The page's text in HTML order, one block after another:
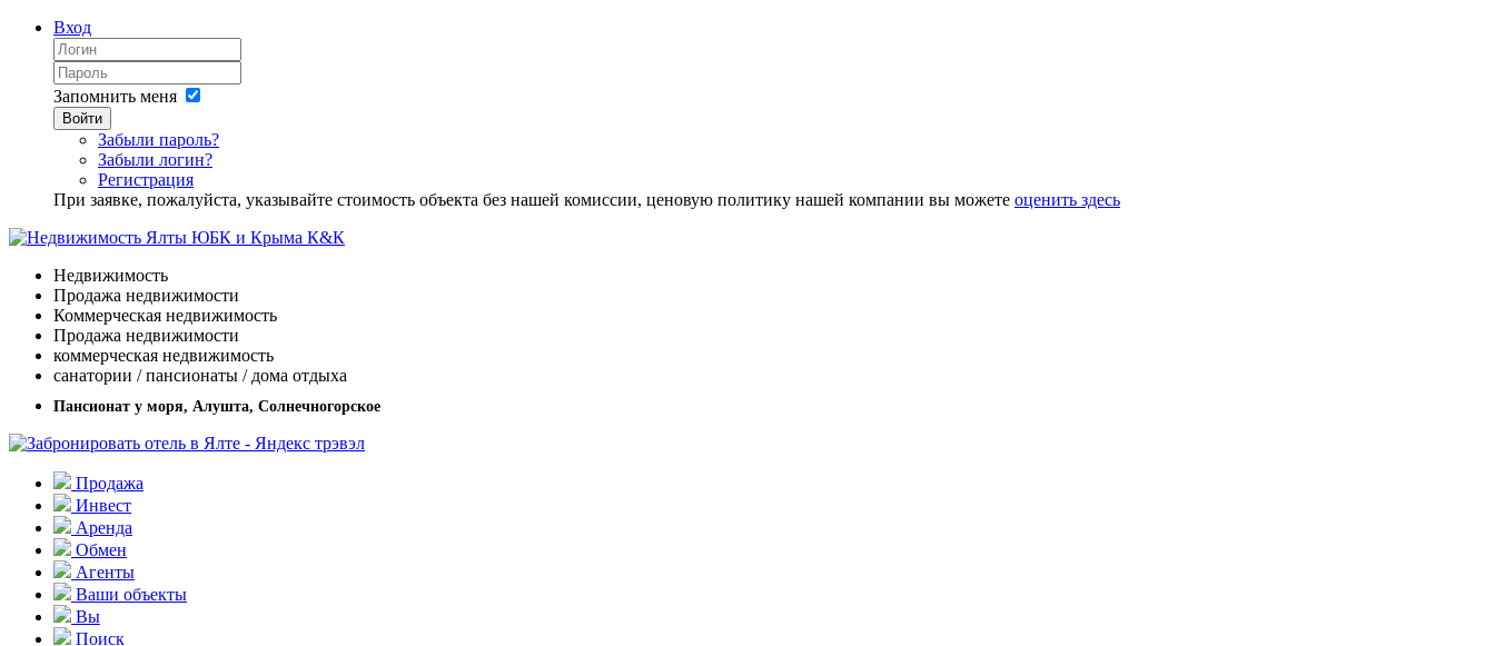
Вход
Запомнить меня
Войти
Забыли пароль?
Забыли логин?
Регистрация
При заявке, пожалуйста, указывайте стоимость объекта без нашей комиссии, ценовую политику нашей компании вы можете оценить здесь
Недвижимость
Продажа недвижимости
Коммерческая недвижимость
Продажа недвижимости
коммерческая недвижимость
санатории / пансионаты / дома отдыха
Пансионат у моря, Алушта, Солнечногорское
Продажа
Инвест
Аренда
Обмен
Агенты
Ваши объекты
Вы
Поиск